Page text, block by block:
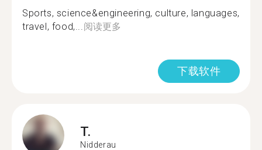
Sports, science&engineering, culture, languages,
travel, food,...阅读更多
下载软件
T.
Nidderau